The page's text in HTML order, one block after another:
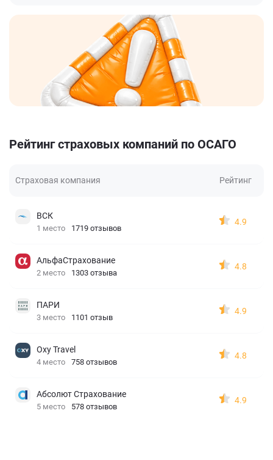
Рейтинг страховых компаний по ОСАГО
Страховая компания Рейтинг
ВСК
1 место 1719 отзывов
4.9
АльфаСтрахование
2 место 1303 отзыва
4.8
ПАРИ
3 место 1101 отзыв
4.9
Oxy Travel
4 место 758 отзывов
4.8
Абсолют Страхование
5 место 578 отзывов
4.9